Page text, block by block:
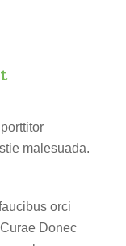
malesuada.
orci
Donec